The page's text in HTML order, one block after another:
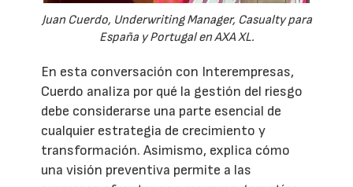
Juan Cuerdo, Underwriting Manager, Casualty para
España y Portugal en AXA XL.
En esta conversación con Interempresas,
Cuerdo analiza por qué la gestión del riesgo
debe considerarse una parte esencial de
cualquier estrategia de crecimiento y
transformación. Asimismo, explica cómo
una visión preventiva permite a las